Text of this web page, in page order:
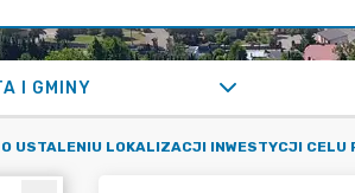
I GMINY
USTALENIU LOKALIZACJI INWESTYCJI CELU